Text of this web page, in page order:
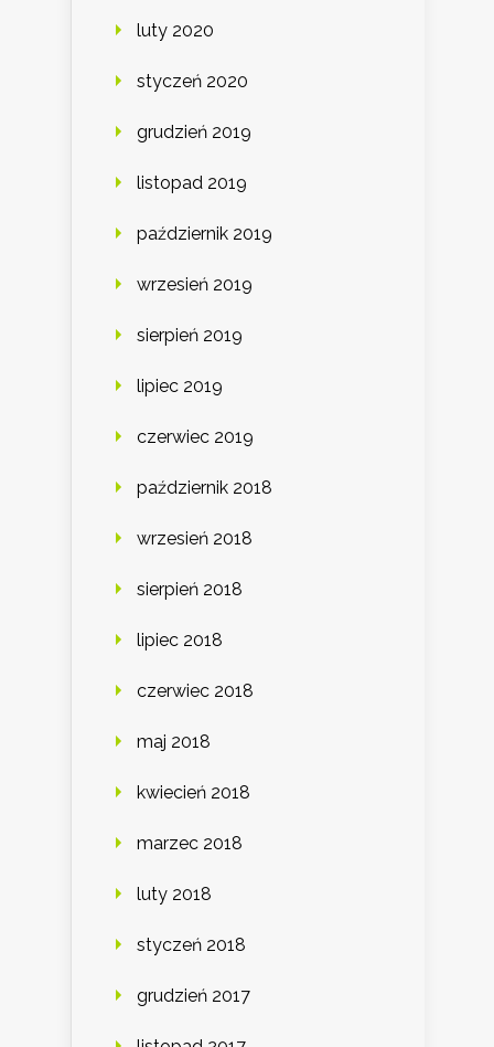
luty 2020
styczeń 2020
grudzień 2019
listopad 2019
październik 2019
wrzesień 2019
sierpień 2019
lipiec 2019
czerwiec 2019
październik 2018
wrzesień 2018
sierpień 2018
lipiec 2018
czerwiec 2018
maj 2018
kwiecień 2018
marzec 2018
luty 2018
styczeń 2018
grudzień 2017